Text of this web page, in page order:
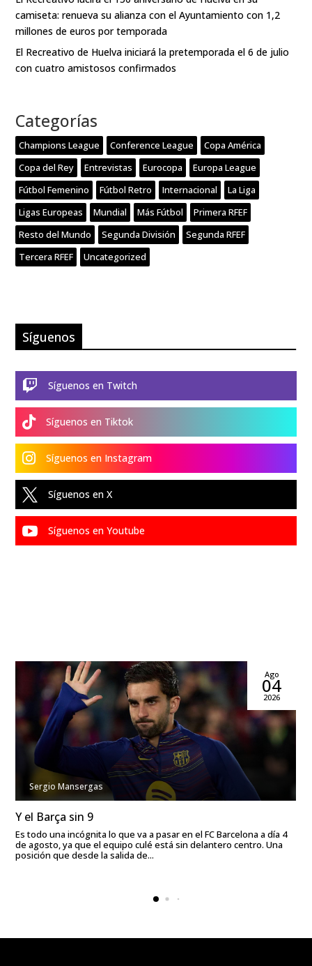
camiseta: renueva su alianza con el Ayuntamiento con 1,2
millones de euros por temporada
El Recreativo de Huelva iniciará la pretemporada el 6 de julio
con cuatro amistosos confirmados
Categorías
Champions League Conference League
Copa América
Copa del Rey
Entrevistas Eurocopa
Europa League
Fútbol Femenino
Fútbol Retro Internacional
La Liga
Ligas Europeas
Mundial Más Fútbol
Primera RFEF
Resto del Mundo
Segunda División
Segunda RFEF
Tercera RFEF
Uncategorized
Síguenos
 Síguenos en Twitch
 Síguenos en Tiktok
 Síguenos en Instagram
 Síguenos en X
 Síguenos en Youtube
Sergio Mansergas
Ago
04
2026
Y el Barça sin 9
Es todo una incógnita lo que va a pasar en el FC Barcelona a día 4
de agosto, ya que el equipo culé está sin delantero centro. Una
posición que desde la salida de...